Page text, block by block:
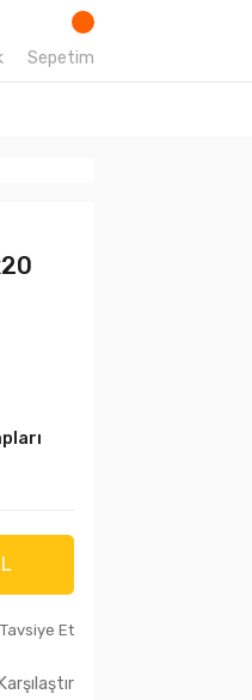
Sepetim
Tavsiye Et
Karşılaştır